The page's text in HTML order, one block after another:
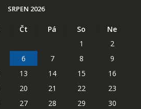
SRPEN 2026
Čt Pá So
Ne
1
2
6 7 8
9
13 14 15
16
20 21 22
23
27 28 29
30